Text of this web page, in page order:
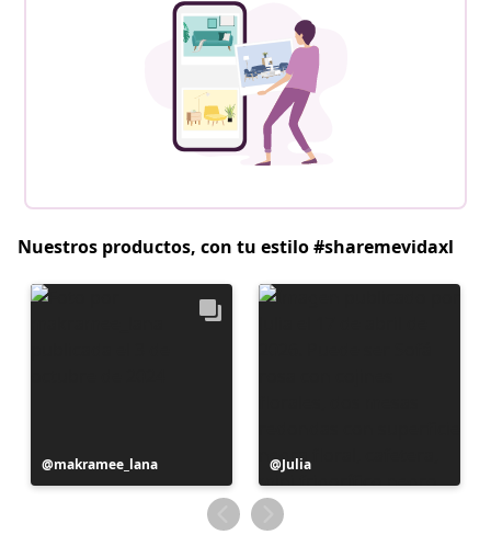
Nuestros productos, con tu estilo #sharemevidaxl
Publicación
realizada
makramee_lana
Publicación
realizada
por
Julia